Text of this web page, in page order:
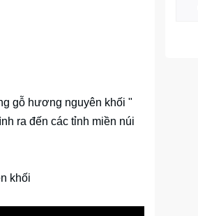
gỗ hương nguyên khối "
ra đến các tỉnh miền núi
khối